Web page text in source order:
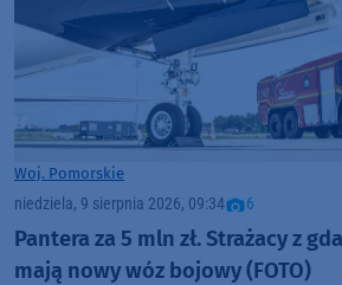
Woj. Pomorskie
niedziela, 9 sierpnia 2026, 09:34 6
Pantera za 5 mln zł. Strażacy z
mają nowy wóz bojowy (FOTO)